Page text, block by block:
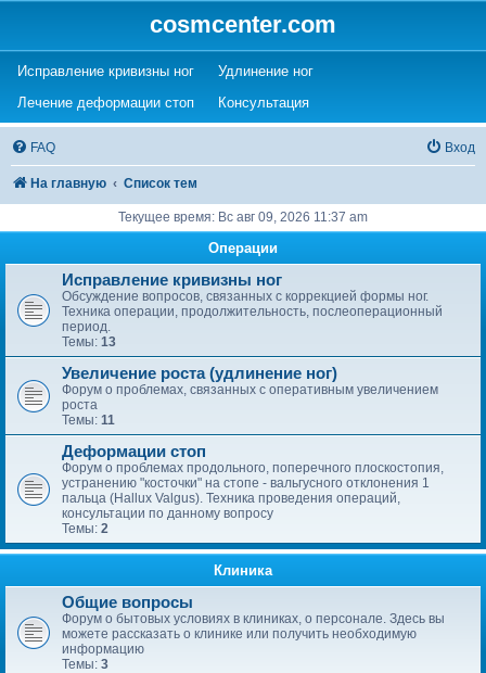
cosmcenter.com
Исправление кривизны ног(Opens a new tab)
Удлинение ног(Opens a new tab)
Лечение деформации стоп(Opens a new tab)
Консультация(Opens a new tab)
FAQ Вход
На главную Список тем
Текущее время: Вс авг 09, 2026 11:37 am
Операции
Исправление кривизны ног
Обсуждение вопросов, связанных с коррекцией формы ног.
Техника операции, продолжительность, послеоперационный
период.
Темы: 13
Увеличение роста (удлинение ног)
Форум о проблемах, связанных с оперативным увеличением
роста
Темы: 11
Деформации стоп
Форум о проблемах продольного, поперечного плоскостопия,
устранению "косточки" на стопе - вальгусного отклонения 1
пальца (Hallux Valgus). Техника проведения операций,
консультации по данному вопросу
Темы: 2
Клиника
Общие вопросы
Форум о бытовых условиях в клиниках, о персонале. Здесь вы
можете рассказать о клинике или получить необходимую
информацию
Темы: 3